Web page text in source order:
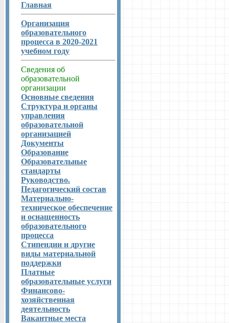
Главная
Организация
образовательного
процесса в 2020-2021
учебном году
Сведения об
образовательной
организации
Основные сведения
Структура и органы
управления
образовательной
организацией
Документы
Образование
Образовательные
стандарты
Руководство.
Педагогический состав
Материально-
техническое обеспечение
и оснащенность
образовательного
процесса
Стипендии и другие
виды материальной
поддержки
Платные
образовательные услуги
Финансово-
хозяйственная
деятельность
Вакантные места